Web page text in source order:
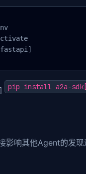
pip install a2a-
影响其他Agent的发现